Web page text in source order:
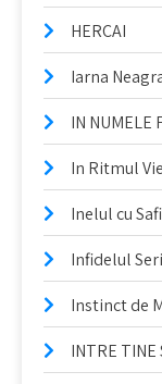
HERCAI
Iarna
IN NUMELE
In Ritmul
Inelul cu
Infidelul
Instinct de
INTRE TINE